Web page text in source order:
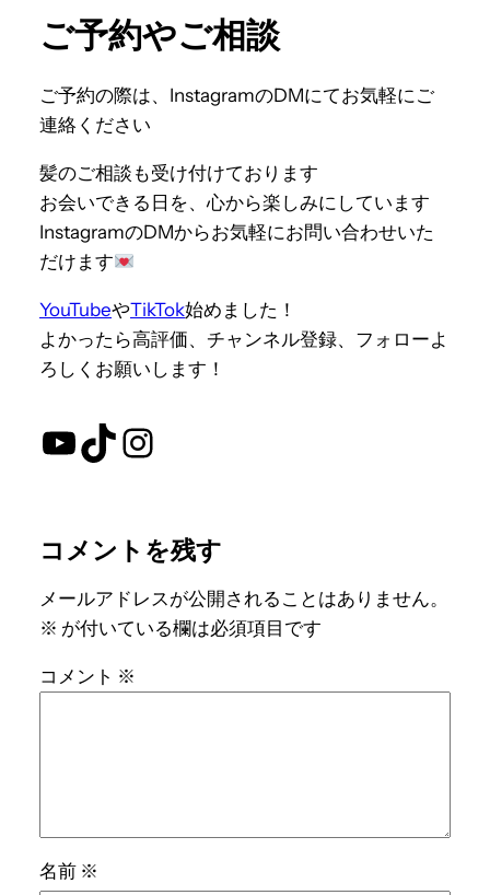
ご予約やご相談
ご予約の際は、InstagramのDMにてお気軽にご
連絡ください
髪のご相談も受け付けております
お会いできる日を、心から楽しみにしています
InstagramのDMからお気軽にお問い合わせいた
だけます
YouTubeやTikTok始めました！
よかったら高評価、チャンネル登録、フォローよ
ろしくお願いします！
YouTube TikTok Instagram
コメントを残す
メールアドレスが公開されることはありません。
※ が付いている欄は必須項目です
コメント ※
名前 ※